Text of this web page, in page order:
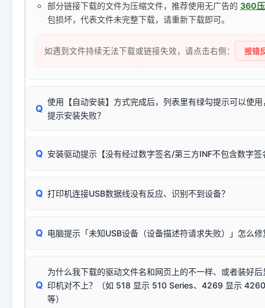
部分链接下载的文件为压缩文件，推荐使用无广告的 360
包损坏，代表文件未完整下载，请重新下载即可。
如遇到文件持续无法下载或链接失效，请点击右侧： 报错
Q
使用【自动安装】方式完成后，列表里有绿勾提示可以使
提示安装失败？
由于本站驱动包集成了32位和64位驱动，自动安装程序在运
✔ 可以使用了
：代表与您当
（被自动跳过），并不影响正
窗口去打印测试即可。
安装完成后可打印Windows系统测试页确认连通，参考：
Q 安装驱动提示【没有经过数字签名/第三方INF不包含数字
往往会弹出此类提示。
系统（如 Win10/Win11 最新版）已彻底不再识别老旧驱
致安装失败。请尝试以下方案：
容，而非文件安全性问题。
临时解决方案：
关闭系统驱动强制签名完整步骤
Q 打印机连接USB数据线没有反应、识别不到设备？
首先确认打印机电源已开启，USB数据线两端已完全插紧；
供电不足极易导致识别失败）；
排除线材松动后，可尝试更换一条USB数据线，或在设备
硬件改动】刷新硬件列表。
Q 电脑提示「未知USB设备（设备描述符请求失败）」怎么修
查硬件连接：
将USB数据线两端全部拔下，重新插紧；
Q
为什么我下载的驱动文件名和网页上的不一样、或者装好
印机对不上？（如 518 显示 510 Series、4269 显示
等）